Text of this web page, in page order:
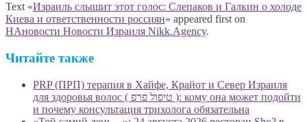
Text «Израиль слышит этот голос: Слепаков и Галкин о холоде
Киева и ответственности россиян» appeared first on
НАновости Новости Израиля Nikk.Agency.
Читайте также
PRP (ПРП) терапия в Хайфе, Крайот и Север Израиля
для здоровья волос ( טיפול פרפ ): кому она может подойти
и почему консультация трихолога обязательна